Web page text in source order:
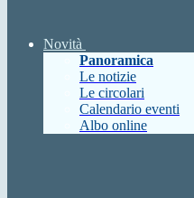
Novità
Panoramica
Le notizie
Le circolari
Calendario eventi
Albo online